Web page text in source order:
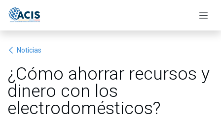
Noticias
¿Cómo ahorrar recursos y
dinero con los
electrodomésticos?